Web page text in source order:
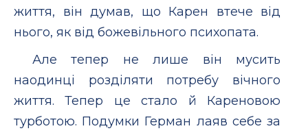
життя, він думав, що Карен втече від
нього, як від божевільного психопата.
Але тепер не лише він мусить
наодинці розділяти потребу вічного
життя. Тепер це стало й Кареновою
турботою. Подумки Герман лаяв себе за